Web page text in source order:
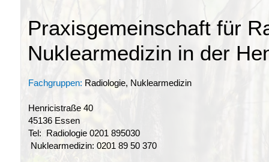
Praxisgemeinschaft für
Nuklearmedizin in der
Fachgruppen: Radiologie, Nuklearmedizin
Henricistraße 40
45136 Essen
Tel: Radiologie 0201 895030
Nuklearmedizin: 0201 89 50 370